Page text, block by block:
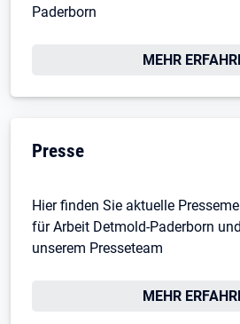
Paderborn
Öffnet in
MEHR
Presse
Hier finden Sie aktuelle
für Arbeit Detmold-Paderborn
unserem Presseteam
MEHR